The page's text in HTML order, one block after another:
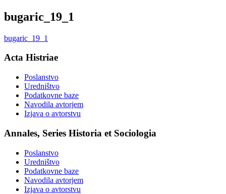
bugaric_19_1
bugaric_19_1
Acta Histriae
Poslanstvo
Uredništvo
Podatkovne baze
Navodila avtorjem
Izjava o avtorstvu
Annales, Series Historia et Sociologia
Poslanstvo
Uredništvo
Podatkovne baze
Navodila avtorjem
Izjava o avtorstvu